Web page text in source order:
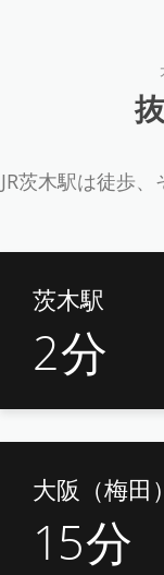
JR茨木駅は徒歩
茨木駅
2分
大阪（梅田）
15分